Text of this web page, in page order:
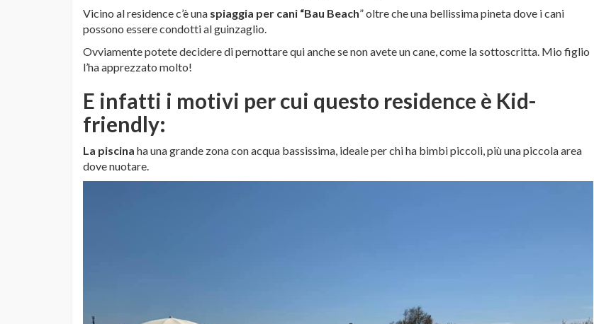
Vicino al residence c’è una spiaggia per cani “Bau Beach” oltre che una bellissima pineta dove i cani
possono essere condotti al guinzaglio.
Ovviamente potete decidere di pernottare qui anche se non avete un cane, come la sottoscritta. Mio figlio
l’ha apprezzato molto!
E infatti i motivi per cui questo residence è Kid-
friendly:
La piscina ha una grande zona con acqua bassissima, ideale per chi ha bimbi piccoli, più una piccola area
dove nuotare.